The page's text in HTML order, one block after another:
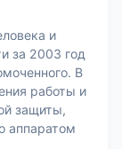
и
за 2003 год
В
работы и
защиты,
аппаратом